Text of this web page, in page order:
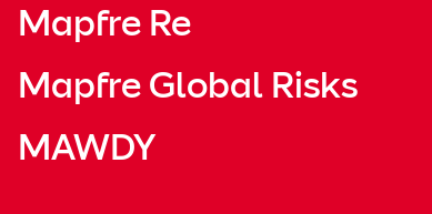
Mapfre Re
Mapfre Global Risks
MAWDY